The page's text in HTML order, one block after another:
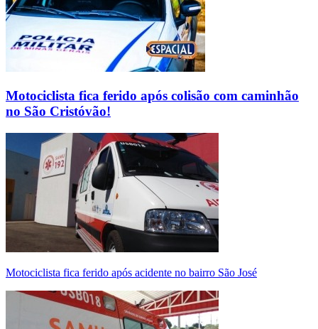
Motociclista fica ferido após colisão com caminhão
no São Cristóvão!
Motociclista fica ferido após acidente no bairro São José